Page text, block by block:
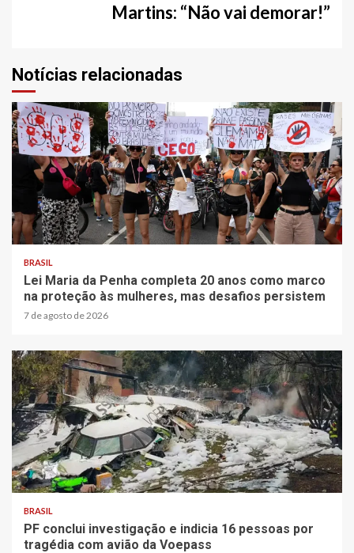
Martins: “Não vai demorar!”
Notícias relacionadas
2 min read
BRASIL
Lei Maria da Penha completa 20 anos como marco
na proteção às mulheres, mas desafios persistem
7 de agosto de 2026
2 min read
BRASIL
PF conclui investigação e indicia 16 pessoas por
tragédia com avião da Voepass